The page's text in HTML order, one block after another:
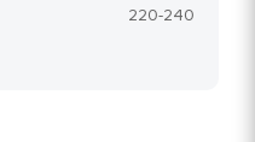
220-240